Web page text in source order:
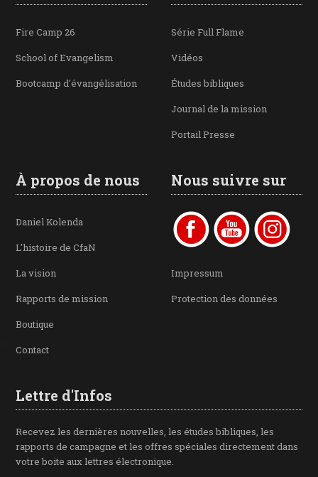
Fire Camp 26
School of Evangelism
Bootcamp d'évangélisation
Série Full Flame
Vidéos
Études bibliques
Journal de la mission
Portail Presse
À propos de nous
Daniel Kolenda
L'histoire de CfaN
La vision
Rapports de mission
Boutique
Contact
Nous suivre sur
Impressum
Protection des données
Lettre d'Infos
Recevez les dernières nouvelles, les études bibliques, les
rapports de campagne et les offres spéciales directement dans
votre boite aux lettres électronique.